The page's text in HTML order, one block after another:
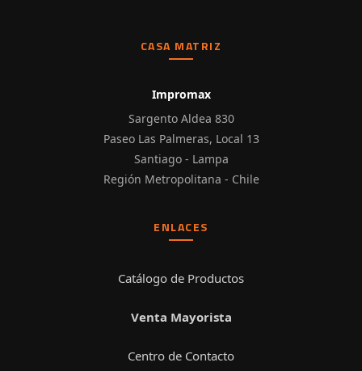
CASA MATRIZ
Impromax
Sargento Aldea 830
Paseo Las Palmeras, Local 13
Santiago - Lampa
Región Metropolitana - Chile
ENLACES
Catálogo de Productos
Venta Mayorista
Centro de Contacto